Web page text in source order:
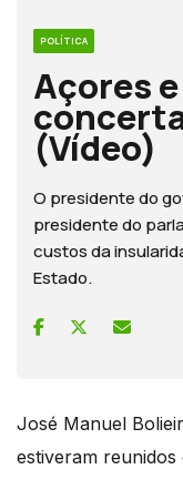
POLÍTICA
Açores
(Vídeo)
O presidente do
presidente do
custos da
Estado.
José Manuel
estiveram reunidos